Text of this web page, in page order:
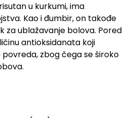
u kurkumi, ima
Kao i đumbir, on takođe
za ublažavanje bolova. Pored
antioksidanata koji
zbog čega se široko